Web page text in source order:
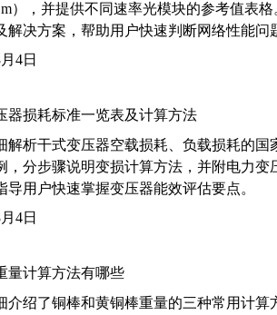
），并提供不同速率光模块的参考值表
解决方案，帮助用户快速判断网络性能问
4日
器损耗标准一览表及计算方法
解析干式变压器空载损耗、负载损耗的国
，分步骤说明变损计算方法，并附电力变
导用户快速掌握变压器能效评估要点。
4日
量计算方法有哪些
介绍了铜棒和黄铜棒重量的三种常用计